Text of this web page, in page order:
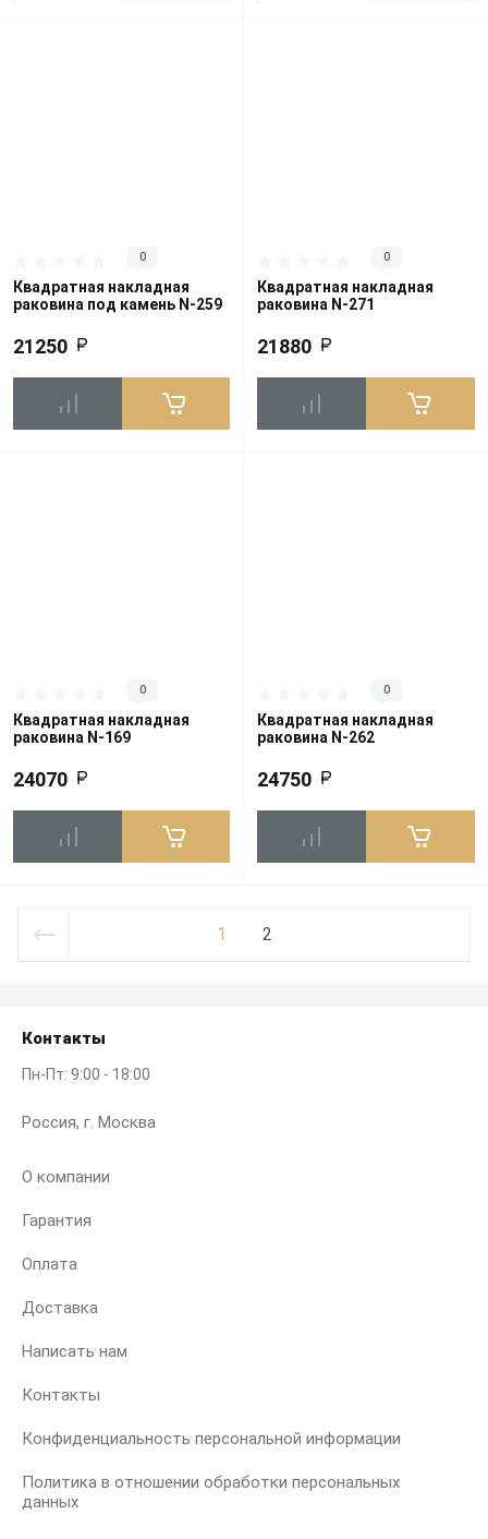
0
Квадратная накладная
раковина под камень N-259
21250
0
Квадратная накладная
раковина N-271
21880
0
Квадратная накладная
раковина N-169
24070
0
Квадратная накладная
раковина N-262
24750
1 2
Контакты
Пн-Пт: 9:00 - 18:00
Россия, г. Москва
О компании
Гарантия
Оплата
Доставка
Написать нам
Контакты
Конфиденциальность персональной информации
Политика в отношении обработки персональных
данных